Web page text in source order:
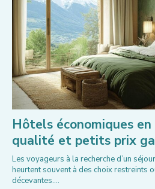
Hôtels économiques
qualité et petits prix
Les voyageurs à la recherche d’un
heurtent souvent à des choix restreints
décevantes....